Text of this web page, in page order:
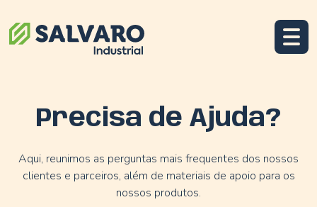
Precisa de Ajuda?
Aqui, reunimos as perguntas mais frequentes dos nossos
clientes e parceiros, além de materiais de apoio para os
nossos produtos.